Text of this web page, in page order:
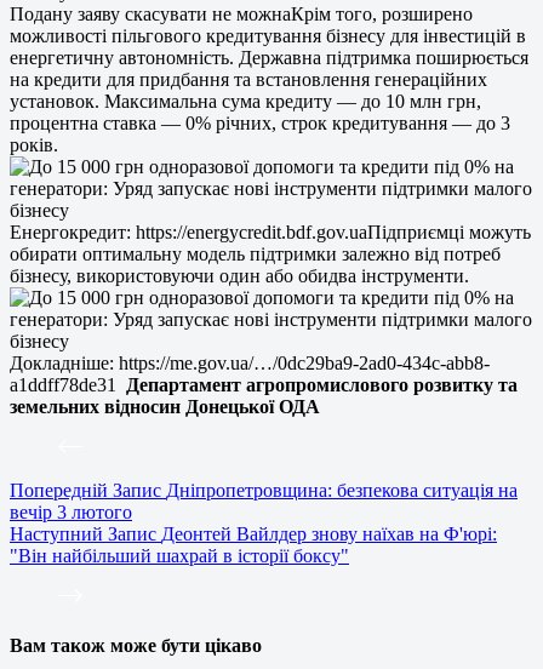
Подану заяву скасувати не можнаКрім того, розширено
можливості пільгового кредитування бізнесу для інвестицій в
енергетичну автономність. Державна підтримка поширюється
на кредити для придбання та встановлення генераційних
установок. Максимальна сума кредиту — до 10 млн грн,
процентна ставка — 0% річних, строк кредитування — до 3
років.
Енергокредит: https://energycredit.bdf.gov.uaПідприємці можуть
обирати оптимальну модель підтримки залежно від потреб
бізнесу, використовуючи один або обидва інструменти.
Докладніше: https://me.gov.ua/…/0dc29ba9-2ad0-434c-abb8-
a1ddff78de31
Департамент агропромислового розвитку та
земельних відносин Донецької ОДА
Попередній Запис Дніпропетровщина: безпекова ситуація на
вечір 3 лютого
Наступний Запис Деонтей Вайлдер знову наїхав на Ф'юрі:
"Він найбільший шахрай в історії боксу"
Вам також може бути цікаво